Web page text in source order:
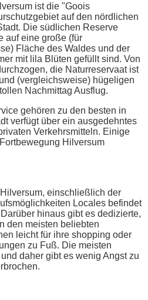
ist die "Goois
auf den nördlichen
Die südlichen Reserve
auf eine große (für
Fläche des Waldes und der
mit lila Blüten gefüllt sind. Von
die Naturreservaat ist
(vergleichsweise) hügeligen
Nachmittag Ausflug.
gehören zu den besten in
verfügt über ein ausgedehntes
Verkehrsmitteln. Einige
Hilversum
einschließlich der
Locales befindet
hinaus gibt es dedizierte,
den meisten beliebten
leicht für ihre shopping oder
zu Fuß. Die meisten
daher gibt es wenig Angst zu